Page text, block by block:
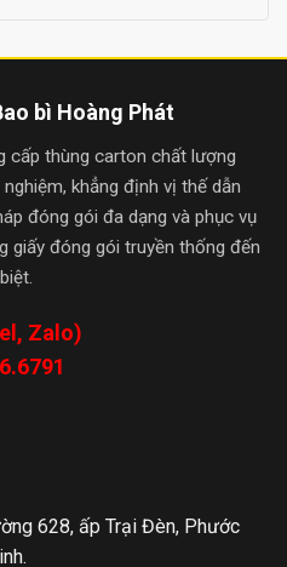
bì Hoàng Phát
cấp thùng carton chất lượng
khẳng định vị thế dẫn
đóng gói đa dạng và phục vụ
giấy đóng gói truyền thống đến
Zalo)
628, ấp Trại Đèn, Phước